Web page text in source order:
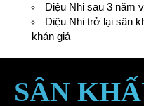
Diệu Nhi sau 3 năm
Diệu Nhi trở lại sân
khán giả
SÂN